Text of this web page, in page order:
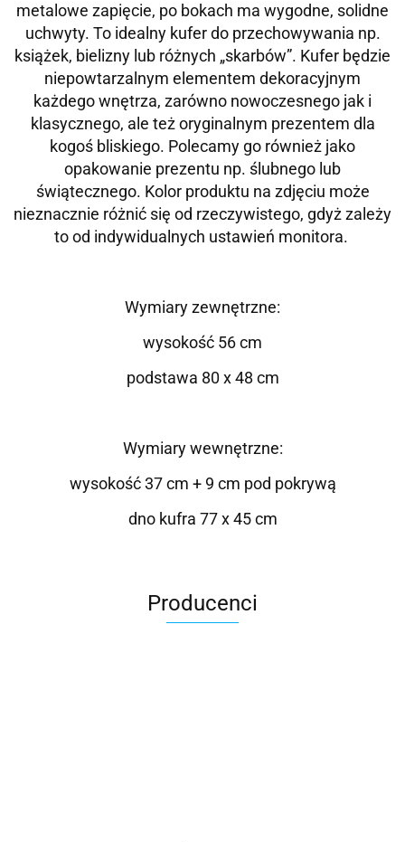
metalowe zapięcie, po bokach ma wygodne, solidne
uchwyty. To idealny kufer do przechowywania np.
książek, bielizny lub różnych „skarbów”. Kufer będzie
niepowtarzalnym elementem dekoracyjnym
każdego wnętrza, zarówno nowoczesnego jak i
klasycznego, ale też oryginalnym prezentem dla
kogoś bliskiego. Polecamy go również jako
opakowanie prezentu np. ślubnego lub
świątecznego. Kolor produktu na zdjęciu może
nieznacznie różnić się od rzeczywistego, gdyż zależy
to od indywidualnych ustawień monitora.
Wymiary zewnętrzne:
wysokość 56 cm
podstawa 80 x 48 cm
Wymiary wewnętrzne:
wysokość 37 cm + 9 cm pod pokrywą
dno kufra 77 x 45 cm
Producenci